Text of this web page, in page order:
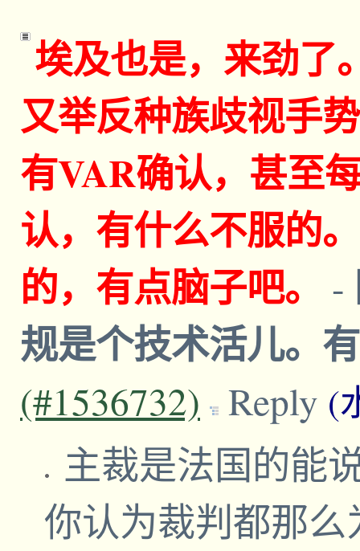
埃及也是，来劲了
又举反种族歧视手
有VAR确认，甚至
认，有什么不服的
的，有点脑子吧。
-
规是个技术活儿。
(#1536732) Reply (
主裁是法国的能
你认为裁判都那